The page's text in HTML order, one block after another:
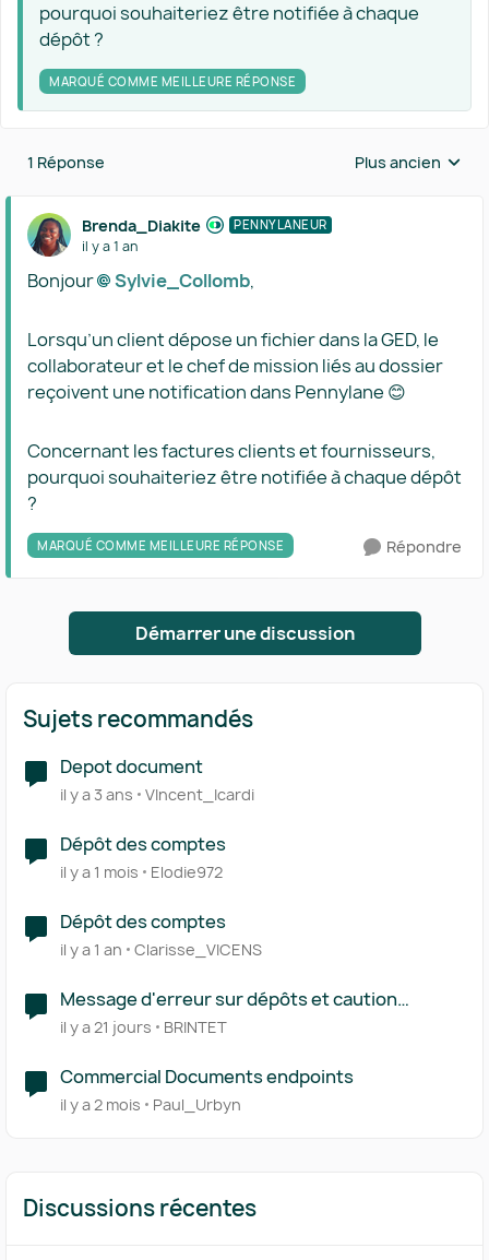
pourquoi souhaiteriez être notifiée à chaque
dépôt ?
MARQUÉ COMME MEILLEURE RÉPONSE
1 Réponse Réponses triées
Plus ancien
Brenda_Diakite PENNYLANEUR
il y a 1 an
Bonjour Sylvie_Collomb​,
Lorsqu’un client dépose un fichier dans la GED, le
collaborateur et le chef de mission liés au dossier
reçoivent une notification dans Pennylane 😊
Concernant les factures clients et fournisseurs,
pourquoi souhaiteriez être notifiée à chaque dépôt
?
MARQUÉ COMME MEILLEURE RÉPONSE Répondre
Démarrer une discussion
Sujets recommandés
Depot document
il y a 3 ans VIncent_Icardi
Dépôt des comptes
il y a 1 mois Elodie972
Dépôt des comptes
il y a 1 an Clarisse_VICENS
Message d'erreur sur dépôts et caution
négative
il y a 21 jours BRINTET
Commercial Documents endpoints
il y a 2 mois Paul_Urbyn
Discussions récentes